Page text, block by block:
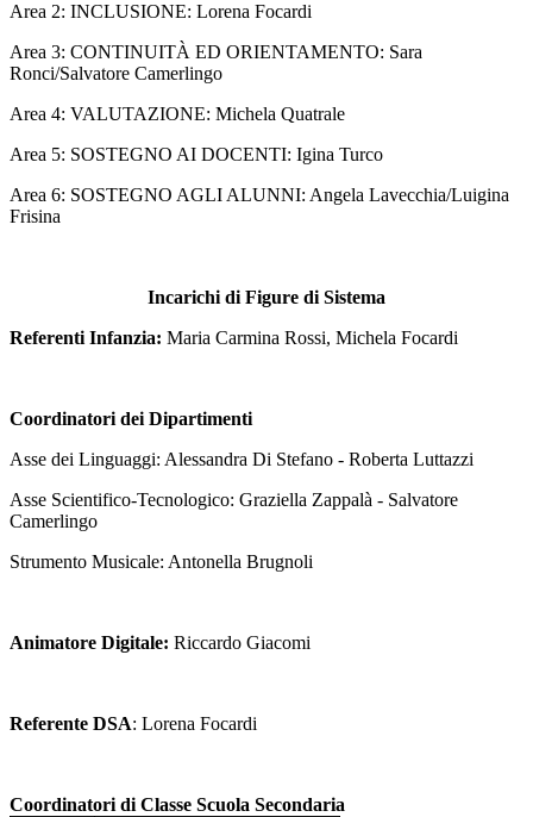
Area 2: INCLUSIONE: Lorena Focardi
Area 3: CONTINUITÀ ED ORIENTAMENTO: Sara
Ronci/Salvatore Camerlingo
Area 4: VALUTAZIONE: Michela Quatrale
Area 5: SOSTEGNO AI DOCENTI: Igina Turco
Area 6: SOSTEGNO AGLI ALUNNI: Angela Lavecchia/Luigina
Frisina
Incarichi di Figure di Sistema
Referenti Infanzia: Maria Carmina Rossi, Michela Focardi
Coordinatori dei Dipartimenti
Asse dei Linguaggi: Alessandra Di Stefano - Roberta Luttazzi
Asse Scientifico-Tecnologico: Graziella Zappalà - Salvatore
Camerlingo
Strumento Musicale: Antonella Brugnoli
Animatore Digitale: Riccardo Giacomi
Referente DSA: Lorena Focardi
Coordinatori di Classe Scuola Secondaria